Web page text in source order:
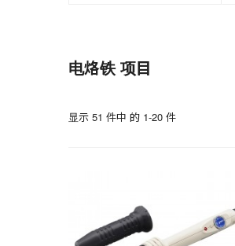
电烙铁 项目
显示 51 件中 的 1-20 件